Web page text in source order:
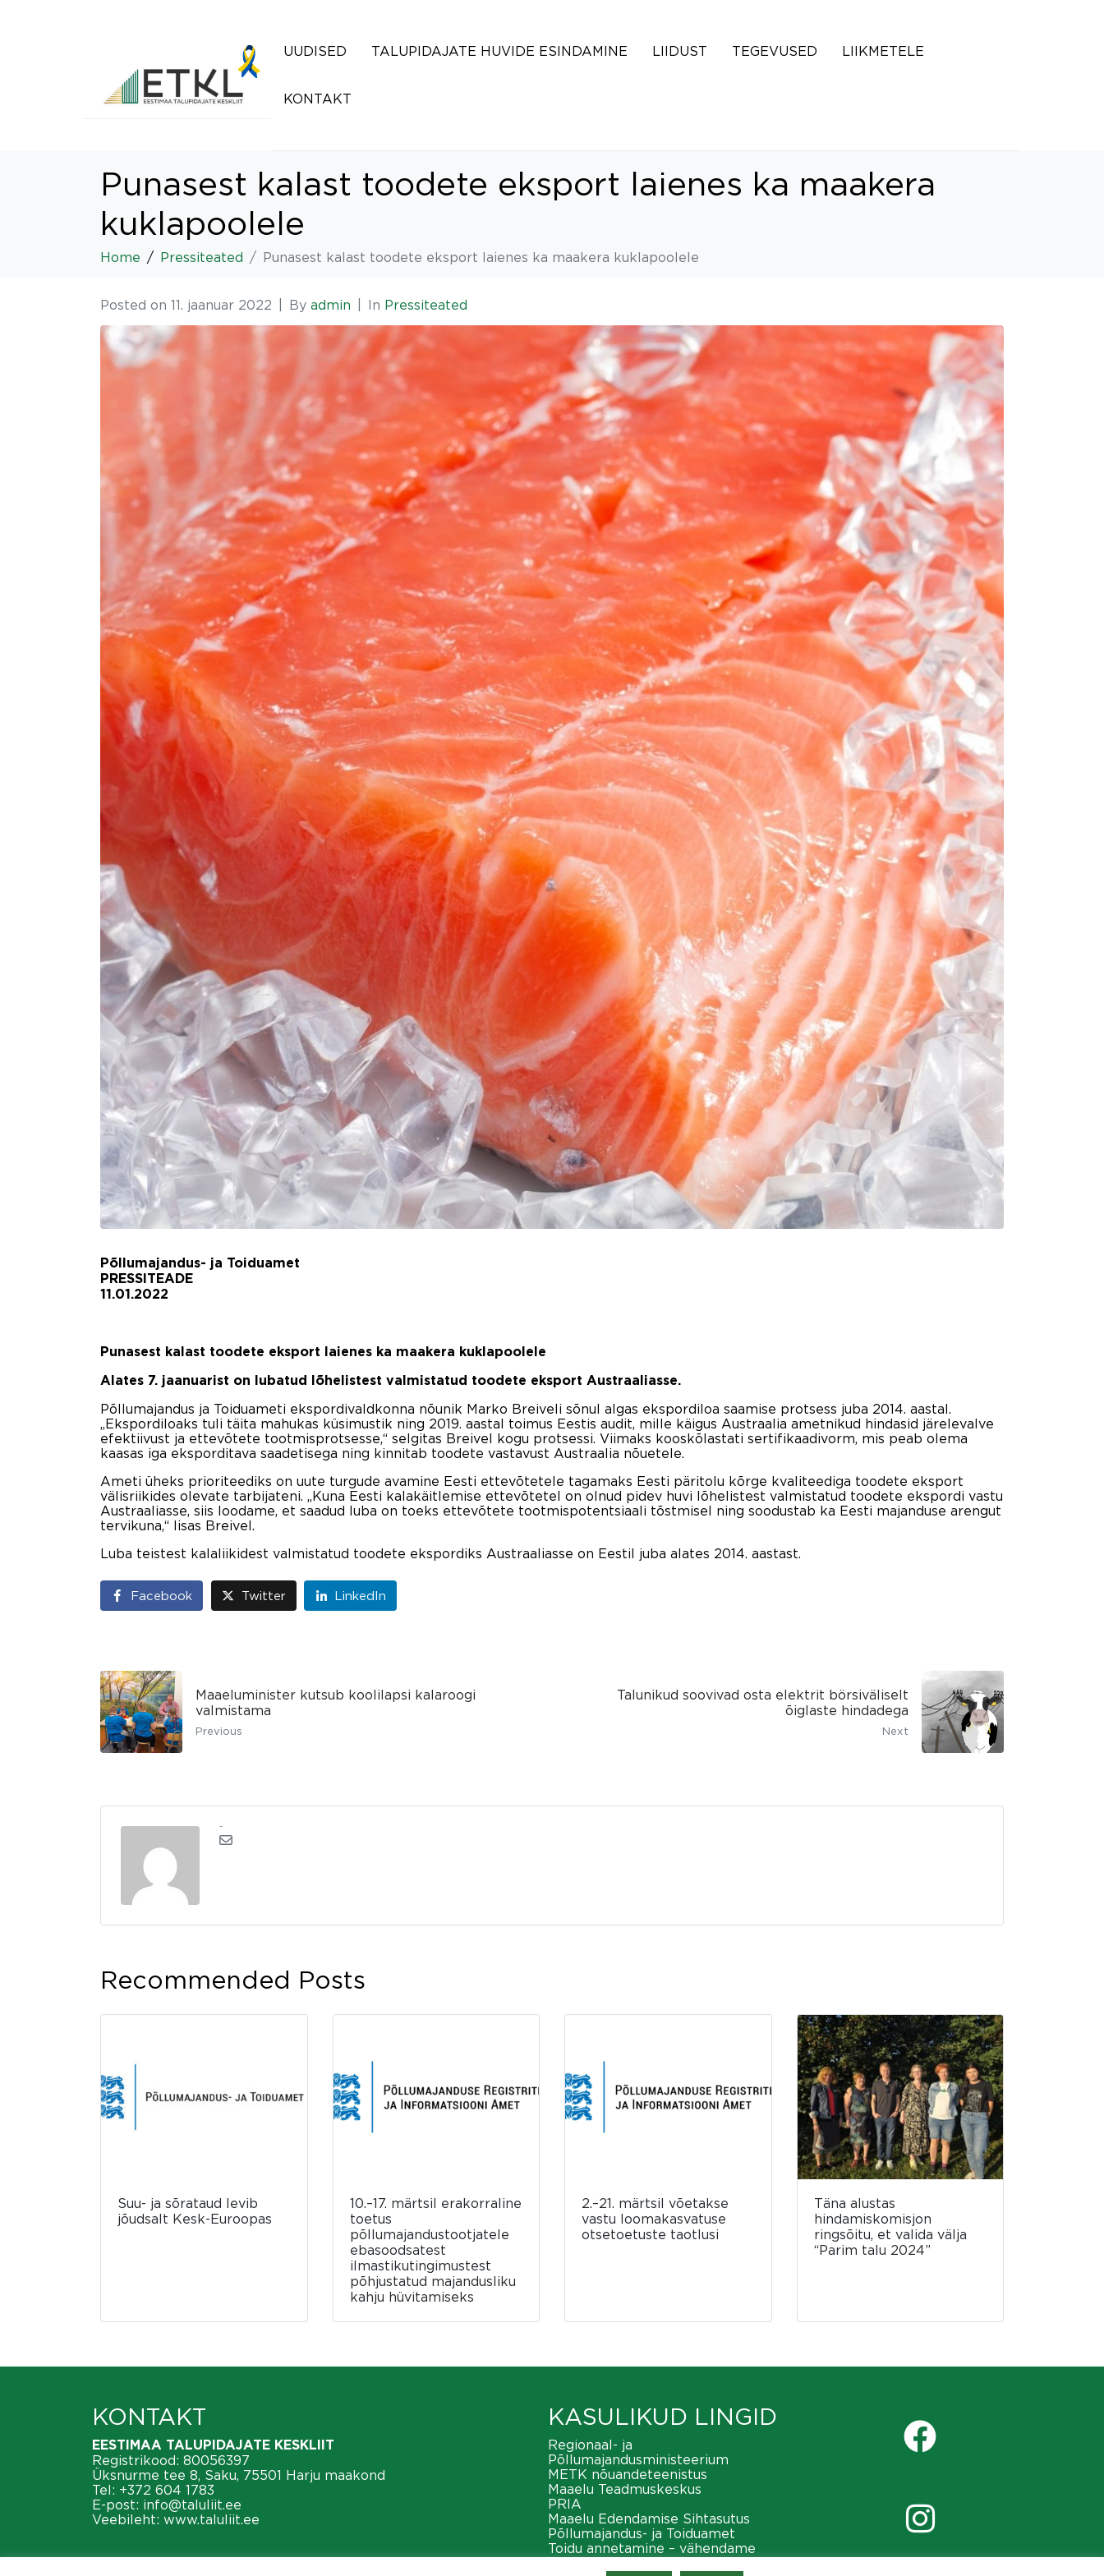
UUDISED TALUPIDAJATE HUVIDE ESINDAMINE LIIDUST TEGEVUSED LIIKMETELE
KONTAKT
Punasest kalast toodete eksport laienes ka maakera
kuklapoolele
Home Pressiteated Punasest kalast toodete eksport laienes ka maakera kuklapoolele
Posted on 11. jaanuar 2022 By admin In Pressiteated
Põllumajandus- ja Toiduamet
PRESSITEADE
11.01.2022
Punasest kalast toodete eksport laienes ka maakera kuklapoolele
Alates 7. jaanuarist on lubatud lõhelistest valmistatud toodete eksport Austraaliasse.
Põllumajandus ja Toiduameti ekspordivaldkonna nõunik Marko Breiveli sõnul algas ekspordiloa saamise protsess juba 2014. aastal.
„Ekspordiloaks tuli täita mahukas küsimustik ning 2019. aastal toimus Eestis audit, mille käigus Austraalia ametnikud hindasid järelevalve
efektiivust ja ettevõtete tootmisprotsesse,“ selgitas Breivel kogu protsessi. Viimaks kooskõlastati sertifikaadivorm, mis peab olema
kaasas iga eksporditava saadetisega ning kinnitab toodete vastavust Austraalia nõuetele.
Ameti üheks prioriteediks on uute turgude avamine Eesti ettevõtetele tagamaks Eesti päritolu kõrge kvaliteediga toodete eksport
välisriikides olevate tarbijateni. „Kuna Eesti kalakäitlemise ettevõtetel on olnud pidev huvi lõhelistest valmistatud toodete ekspordi vastu
Austraaliasse, siis loodame, et saadud luba on toeks ettevõtete tootmispotentsiaali tõstmisel ning soodustab ka Eesti majanduse arengut
tervikuna,“ lisas Breivel.
Luba teistest kalaliikidest valmistatud toodete ekspordiks Austraaliasse on Eestil juba alates 2014. aastast.
Facebook Twitter LinkedIn
Maaeluminister kutsub koolilapsi kalaroogi
valmistama
Previous
Talunikud soovivad osta elektrit börsiväliselt
õiglaste hindadega
Next
Recommended Posts
Suu- ja sõrataud levib
jõudsalt Kesk-Euroopas
10.–17. märtsil erakorraline
toetus
põllumajandustootjatele
ebasoodsatest
ilmastikutingimustest
põhjustatud majandusliku
kahju hüvitamiseks
2.–21. märtsil võetakse
vastu loomakasvatuse
otsetoetuste taotlusi
Täna alustas
hindamiskomisjon
ringsõitu, et valida välja
“Parim talu 2024”
KONTAKT
EESTIMAA TALUPIDAJATE KESKLIIT
Registrikood: 80056397
Üksnurme tee 8, Saku, 75501 Harju maakond
Tel: +372 604 1783
E-post: info@taluliit.ee
Veebileht: www.taluliit.ee
KASULIKUD LINGID
Regionaal- ja
Põllumajandusministeerium
METK nõuandeteenistus
Maaelu Teadmuskeskus
PRIA
Maaelu Edendamise Sihtasutus
Põllumajandus- ja Toiduamet
Toidu annetamine – vähendame